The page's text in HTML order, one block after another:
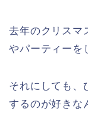
去年のクリスマ
やパーティーを
それにしても、
するのが好きな